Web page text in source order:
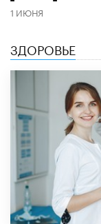
1 ИЮНЯ
ЗДОРОВЬЕ